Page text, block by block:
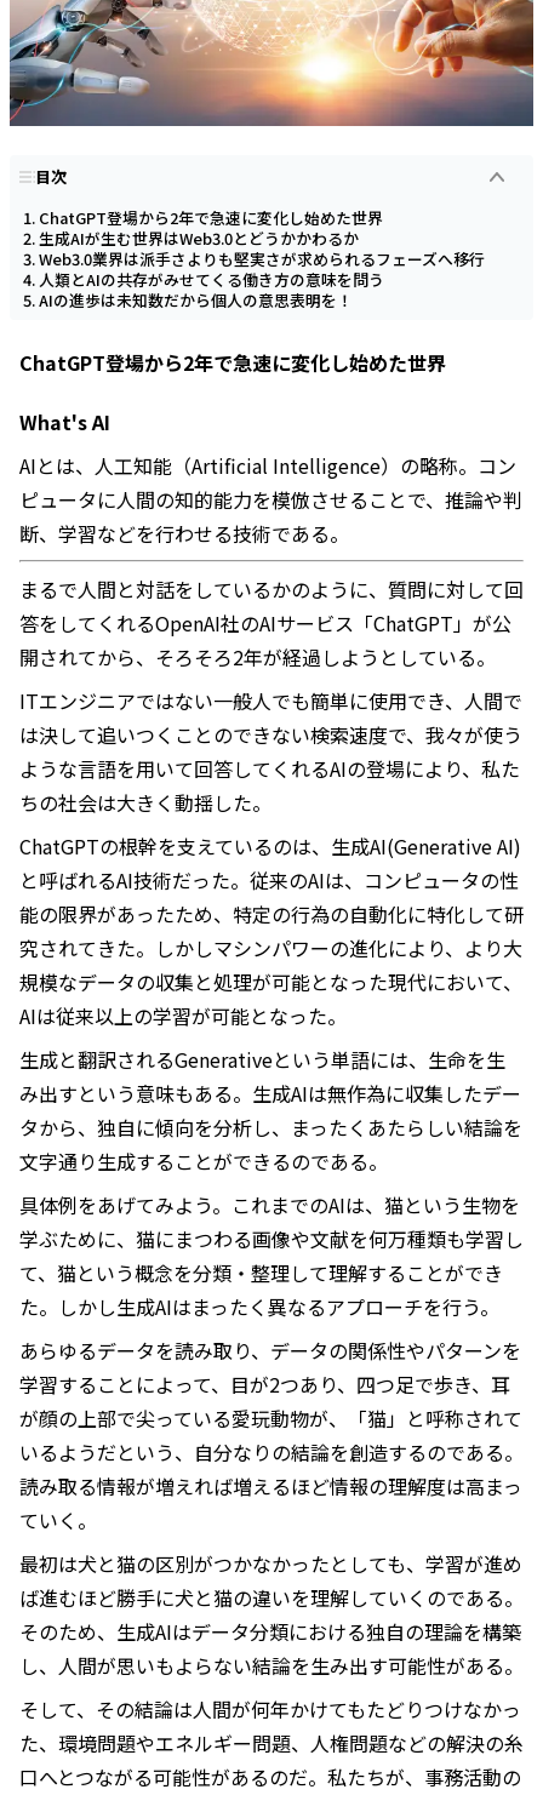
目次
ChatGPT登場から2年で急速に変化し始めた世界
生成AIが生む世界はWeb3.0とどうかかわるか
Web3.0業界は派手さよりも堅実さが求められるフェーズへ移行
人類とAIの共存がみせてくる働き方の意味を問う
AIの進歩は未知数だから個人の意思表明を！
ChatGPT登場から2年で急速に変化し始めた世界
What's AI
AIとは、人工知能（Artificial Intelligence）の略称。コン
ピュータに人間の知的能力を模倣させることで、推論や判
断、学習などを行わせる技術である。
まるで人間と対話をしているかのように、質問に対して回
答をしてくれるOpenAI社のAIサービス「ChatGPT」が公
開されてから、そろそろ2年が経過しようとしている。
ITエンジニアではない一般人でも簡単に使用でき、人間で
は決して追いつくことのできない検索速度で、我々が使う
ような言語を用いて回答してくれるAIの登場により、私た
ちの社会は大きく動揺した。
ChatGPTの根幹を支えているのは、生成AI(Generative AI)
と呼ばれるAI技術だった。従来のAIは、コンピュータの性
能の限界があったため、特定の行為の自動化に特化して研
究されてきた。しかしマシンパワーの進化により、より大
規模なデータの収集と処理が可能となった現代において、
AIは従来以上の学習が可能となった。
生成と翻訳されるGenerativeという単語には、生命を生
み出すという意味もある。生成AIは無作為に収集したデー
タから、独自に傾向を分析し、まったくあたらしい結論を
文字通り生成することができるのである。
具体例をあげてみよう。これまでのAIは、猫という生物を
学ぶために、猫にまつわる画像や文献を何万種類も学習し
て、猫という概念を分類・整理して理解することができ
た。しかし生成AIはまったく異なるアプローチを行う。
あらゆるデータを読み取り、データの関係性やパターンを
学習することによって、目が2つあり、四つ足で歩き、耳
が顔の上部で尖っている愛玩動物が、「猫」と呼称されて
いるようだという、自分なりの結論を創造するのである。
読み取る情報が増えれば増えるほど情報の理解度は高まっ
ていく。
最初は犬と猫の区別がつかなかったとしても、学習が進め
ば進むほど勝手に犬と猫の違いを理解していくのである。
そのため、生成AIはデータ分類における独自の理論を構築
し、人間が思いもよらない結論を生み出す可能性がある。
そして、その結論は人間が何年かけてもたどりつけなかっ
た、環境問題やエネルギー問題、人権問題などの解決の糸
口へとつながる可能性があるのだ。私たちが、事務活動の